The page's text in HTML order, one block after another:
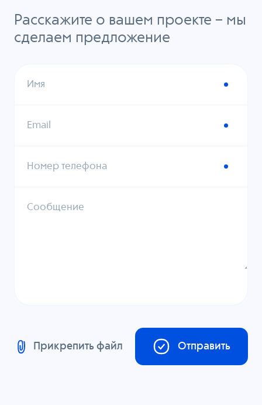
Расскажите о вашем проекте – мы
сделаем предложение
Имя
Email
Номер телефона
Сообщение
Прикрепить файл Отправить